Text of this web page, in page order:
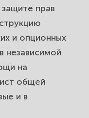
машины
GAP, каско и
кредиту.
как занижают
и как
прав
и опционных
независимой
на
общей
и в